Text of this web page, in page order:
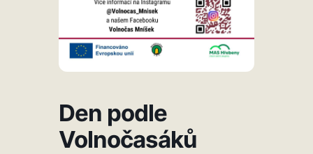
Den podle
Volnočasáků